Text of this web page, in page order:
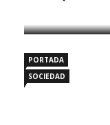
PORTADA
SOCIEDAD